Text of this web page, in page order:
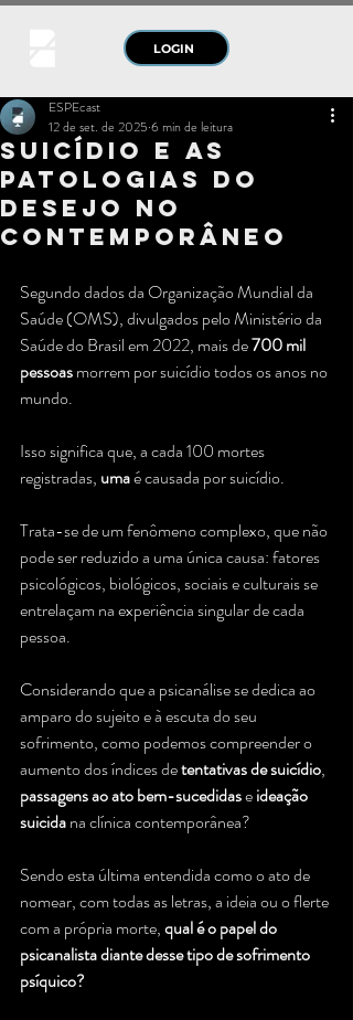
LOGIN
Suicídio e as
Patologias do
Desejo no
Contemporâneo
ESPEcast
12 de set. de 2025 6 min de leitura
Segundo dados da Organização Mundial da
Saúde (OMS), divulgados pelo Ministério da
Saúde do Brasil em 2022, mais de 700 mil
pessoas morrem por suicídio todos os anos no
mundo.
Isso significa que, a cada 100 mortes
registradas, uma é causada por suicídio.
Trata-se de um fenômeno complexo, que não
pode ser reduzido a uma única causa: fatores
psicológicos, biológicos, sociais e culturais se
entrelaçam na experiência singular de cada
pessoa.
Considerando que a psicanálise se dedica ao
amparo do sujeito e à escuta do seu
sofrimento, como podemos compreender o
aumento dos índices de tentativas de suicídio,
passagens ao ato bem-sucedidas e ideação
suicida na clínica contemporânea?
Sendo esta última entendida como o ato de
nomear, com todas as letras, a ideia ou o flerte
com a própria morte, qual é o papel do
psicanalista diante desse tipo de sofrimento
psíquico?